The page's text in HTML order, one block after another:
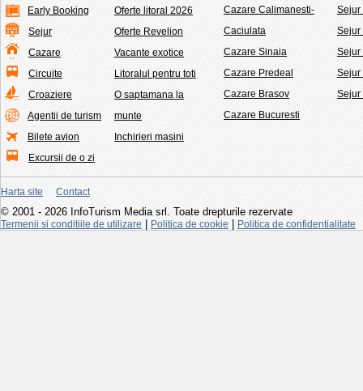
Early Booking
Sejur
Cazare
Circuite
Croaziere
Agentii de turism
Bilete avion
Excursii de o zi
Oferte litoral 2026
Oferte Revelion
Vacante exotice
Litoralul pentru toti
O saptamana la
munte
Inchirieri masini
Cazare Calimanesti-
Caciulata
Cazare Sinaia
Cazare Predeal
Cazare Brasov
Cazare Bucuresti
Sejur
Sejur
Sejur
Sejur
Sejur
Harta site Contact
© 2001 - 2026 InfoTurism Media srl. Toate drepturile rezervate
Termenii si conditiile de utilizare Politica de cookie Politica de confidentialitate